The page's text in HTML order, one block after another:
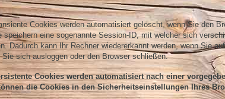
Cookies werden automatisiert gelöscht, wenn Sie den
speichern eine sogenannte Session-ID, mit welcher sich
Dadurch kann Ihr Rechner wiedererkannt werden, wenn Sie
Sie sich ausloggen oder den Browser schließen.
Cookies werden automatisiert nach einer
die Cookies in den Sicherheitseinstellungen Ihres